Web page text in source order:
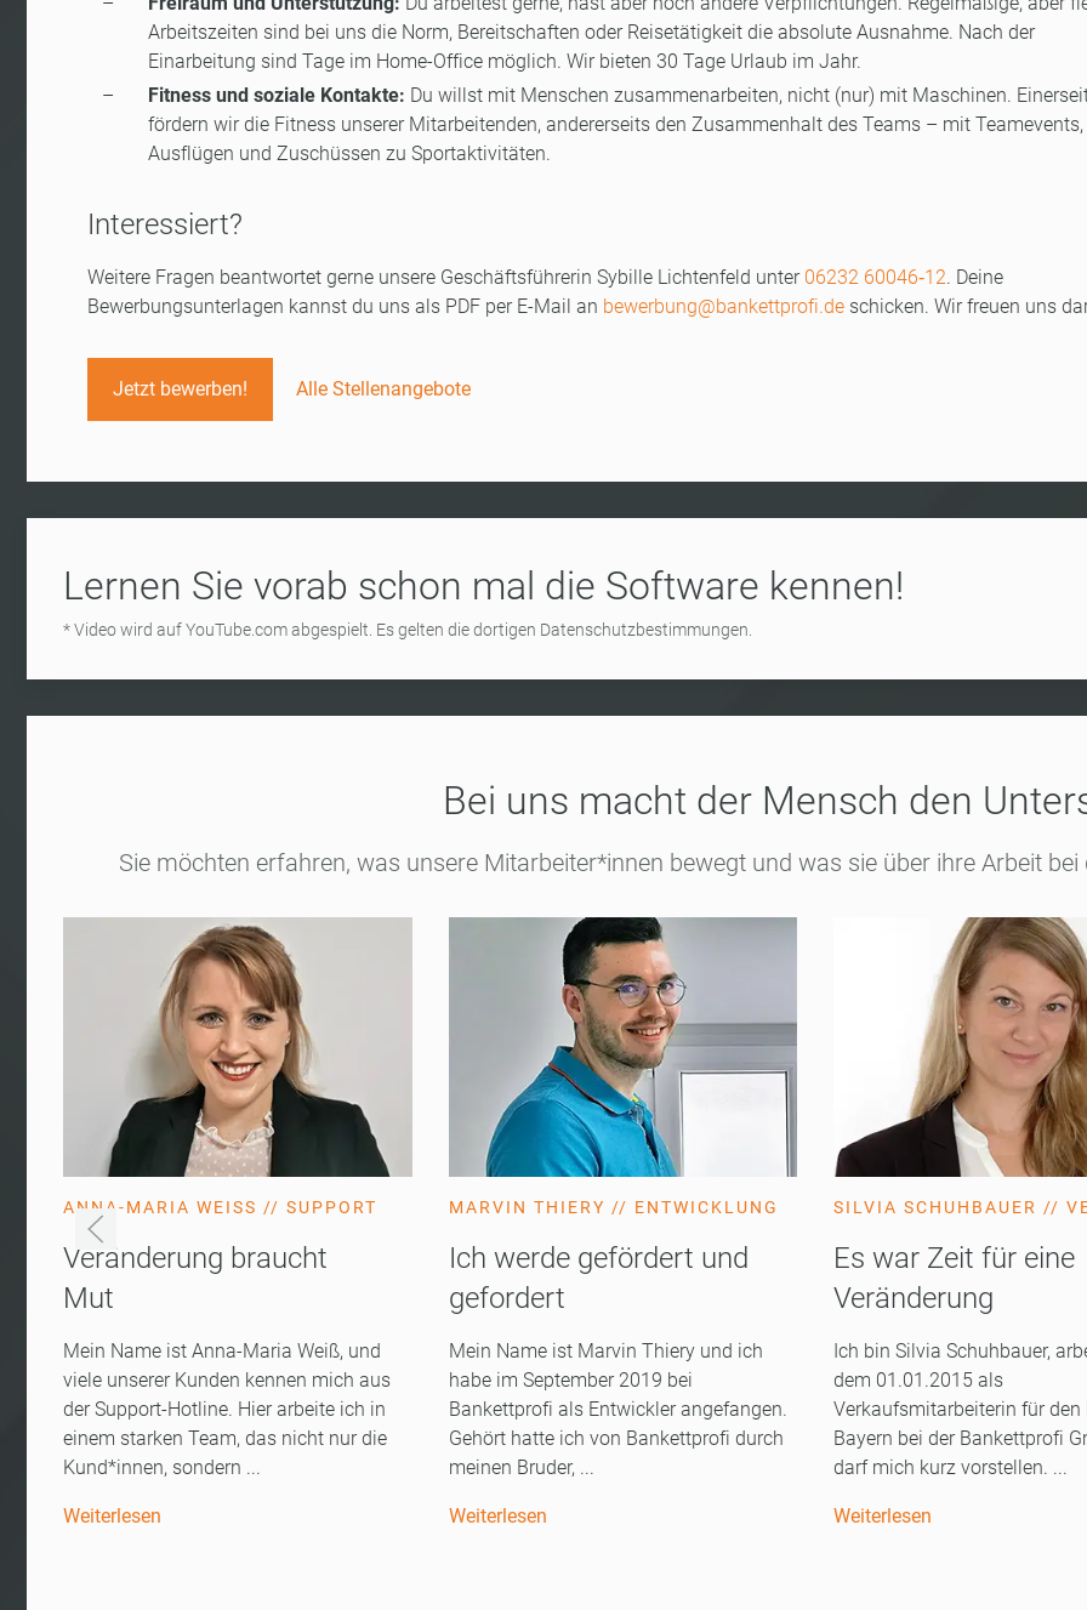
Arbeitszeiten sind bei uns die Norm, Bereitschaften oder Reisetätigkeit die absolute Ausnahme. Nach der
Einarbeitung sind Tage im Home-Office möglich. Wir bieten 30 Tage Urlaub im Jahr.
Fitness und soziale Kontakte: Du willst mit Menschen zusammenarbeiten, nicht (nur) mit Maschinen.
fördern wir die Fitness unserer Mitarbeitenden, andererseits den Zusammenhalt des Teams – mit Teamevents,
Ausflügen und Zuschüssen zu Sportaktivitäten.
Interessiert?
Weitere Fragen beantwortet gerne unsere Geschäftsführerin Sybille Lichtenfeld unter 06232 60046‑12. Deine
Bewerbungsunterlagen kannst du uns als PDF per E-Mail an bewerbung@bankettprofi.de schicken. Wir freuen uns
Jetzt bewerben! Alle Stellenangebote
Lernen Sie vorab schon mal die Software kennen!
* Video wird auf YouTube.com abgespielt. Es gelten die dortigen Datenschutzbestimmungen.
Bei uns macht der Mensch den
Sie möchten erfahren, was unsere Mitarbeiter*innen bewegt und was sie über ihre Arbeit
ANNA-MARIA WEISS // SUPPORT
Veränderung braucht
Mut
Mein Name ist Anna-Maria Weiß, und
viele unserer Kunden kennen mich aus
der Support-Hotline. Hier arbeite ich in
einem starken Team, das nicht nur die
Kund*innen, sondern ...
Weiterlesen
MARVIN THIERY // ENTWICKLUNG
Ich werde gefördert und
gefordert
Mein Name ist Marvin Thiery und ich
habe im September 2019 bei
Bankettprofi als Entwickler angefangen.
Gehört hatte ich von Bankettprofi durch
meinen Bruder, ...
Weiterlesen
SILVIA SCHUHBAUER //
Es war Zeit für eine
Veränderung
Ich bin Silvia Schuhbauer,
dem 01.01.2015 als
Verkaufsmitarbeiterin für den
Bayern bei der Bankettprofi
darf mich kurz vorstellen. ...
Weiterlesen